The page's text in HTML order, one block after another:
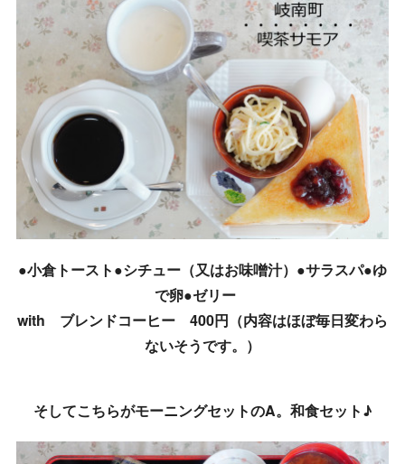
●小倉トースト●シチュー（又はお味噌汁）●サラスパ●ゆ
で卵●ゼリー
with ブレンドコーヒー 400円（内容はほぼ毎日変わら
ないそうです。）
そしてこちらがモーニングセットのA。和食セット♪